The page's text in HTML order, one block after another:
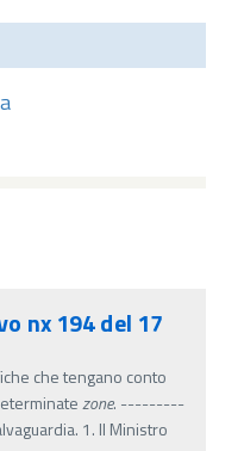
nx 194 del 17
che tengano conto
zone. ---------
1. Il Ministro